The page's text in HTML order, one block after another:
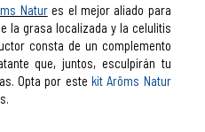
Natures el mejor aliado para
la grasa localizada y la celulitis
consta de un complemento
que, juntos, esculpirán tu
Opta por estekit Arôms Natur